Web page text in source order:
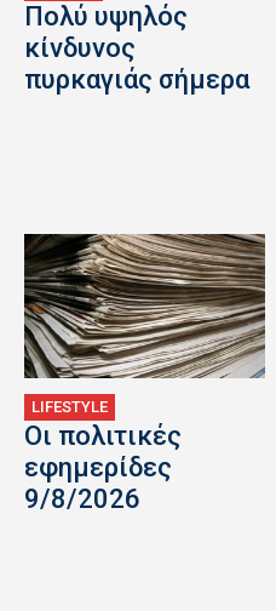
Πολύ υψηλός
κίνδυνος
πυρκαγιάς σήμερα
LIFESTYLE
Οι πολιτικές
εφημερίδες
9/8/2026